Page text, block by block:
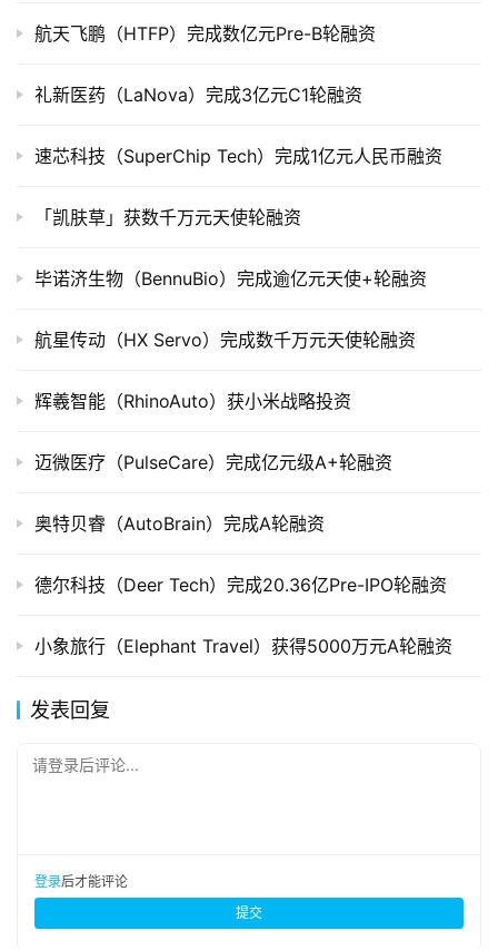
上
投
创
院
航天飞鹏（HTFP）完成数亿元Pre-B轮融资
礼新医药（LaNova）完成3亿元C1轮融资
速芯科技（SuperChip Tech）完成1亿元人民币融资
「凯肤草」获数千万元天使轮融资
毕诺济生物（BennuBio）完成逾亿元天使+轮融资
航星传动（HX Servo）完成数千万元天使轮融资
辉羲智能（RhinoAuto）获小米战略投资
迈微医疗（PulseCare）完成亿元级A+轮融资
奥特贝睿（AutoBrain）完成A轮融资
德尔科技（Deer Tech）完成20.36亿Pre-IPO轮融资
小象旅行（Elephant Travel）获得5000万元A轮融资
发表回复
请登录后评论...
登录后才能评论
提交